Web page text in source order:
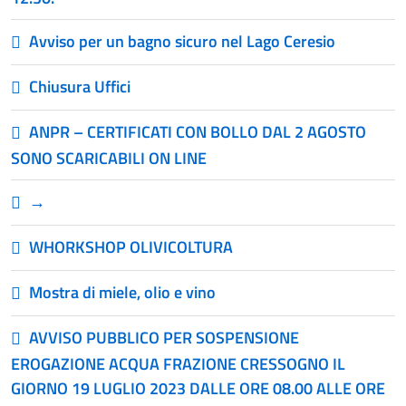
Avviso per un bagno sicuro nel Lago Ceresio
Chiusura Uffici
ANPR – CERTIFICATI CON BOLLO DAL 2 AGOSTO
SONO SCARICABILI ON LINE
→
WHORKSHOP OLIVICOLTURA
Mostra di miele, olio e vino
AVVISO PUBBLICO PER SOSPENSIONE
EROGAZIONE ACQUA FRAZIONE CRESSOGNO IL
GIORNO 19 LUGLIO 2023 DALLE ORE 08.00 ALLE ORE